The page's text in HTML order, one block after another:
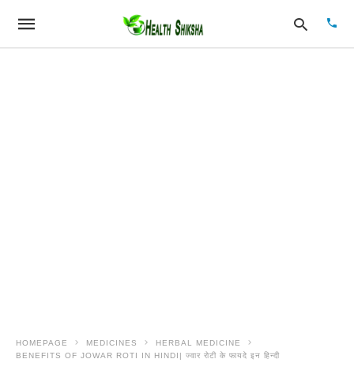
HOMEPAGE MEDICINES
HERBAL MEDICINE
BENEFITS OF JOWAR ROTI IN HINDI| ज्वार रोटी के फायदे इन हिन्दी